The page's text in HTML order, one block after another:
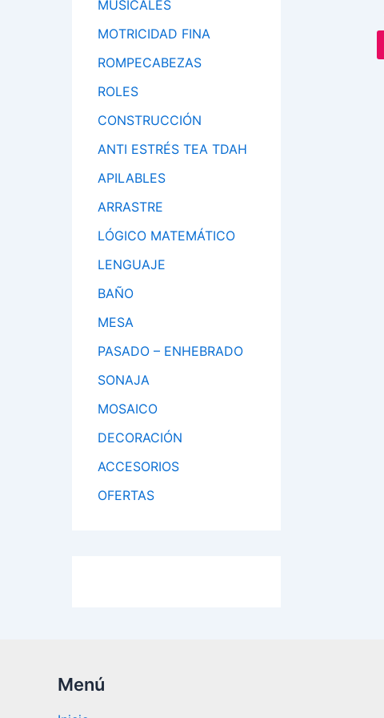
MUSICALES
MOTRICIDAD FINA
ROMPECABEZAS
ROLES
CONSTRUCCIÓN
ANTI ESTRÉS TEA TDAH
APILABLES
ARRASTRE
LÓGICO MATEMÁTICO
LENGUAJE
BAÑO
MESA
PASADO – ENHEBRADO
SONAJA
MOSAICO
DECORACIÓN
ACCESORIOS
OFERTAS
Menú